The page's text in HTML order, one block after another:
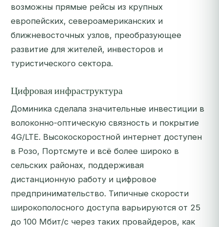
возможны прямые рейсы из крупных
европейских, североамериканских и
ближневосточных узлов, преобразующее
развитие для жителей, инвесторов и
туристического сектора.
Цифровая инфраструктура
Доминика сделала значительные инвестиции в
волоконно-оптическую связность и покрытие
4G/LTE. Высокоскоростной интернет доступен
в Розо, Портсмуте и всё более широко в
сельских районах, поддерживая
дистанционную работу и цифровое
предпринимательство. Типичные скорости
широкополосного доступа варьируются от 25
до 100 Мбит/с через таких провайдеров, как